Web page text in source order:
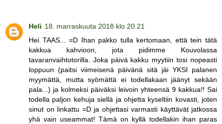
Heli 18. marraskuuta 2018 klo 20.21
Hei TAAS... =D Ihan pakko tulla kertomaan, että tein tätä
kakkua kahvioon, jota pidimme Kouvolassa
tavaranvaihtotorilla. Joka päivä kakku myytiin tosi nopeasti
loppuun (paitsi viimeisenä päivänä sitä jäi YKSI palanen
myymättä, mutta syömättä ei todellakaan jäänyt sekään
pala...) ja kolmeksi päiväksi leivoin yhteensä 9 kakkua!! Sai
todella paljon kehuja siellä ja ohjetta kyseltiin kovasti, joten
sinut on linkattu =D ja ohjettasi varmasti käyttävät jatkossa
yhä vain useammat! Tämä on kyllä todellakin ihan paras